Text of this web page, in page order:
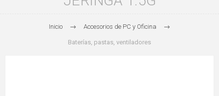
Inicio Accesorios de PC y Oficina
Baterías, pastas, ventiladores